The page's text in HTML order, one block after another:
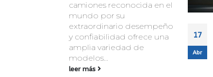
camiones reconocida en el
mundo por su
extraordinario desempeño
y confiabilidad ofrece una
amplia variedad de
modelos...
leer más
17
Abr